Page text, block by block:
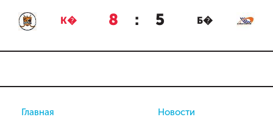
К� 8 : 5 Б�
Главная Новости